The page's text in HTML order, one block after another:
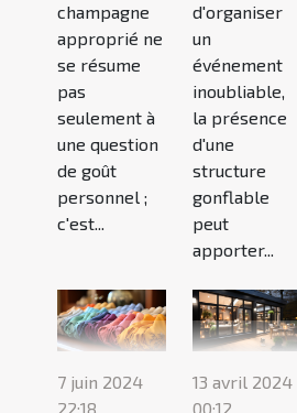
champagne
approprié ne
se résume
pas
seulement à
une question
de goût
personnel ;
c'est...
d'organiser
un
événement
inoubliable,
la présence
d'une
structure
gonflable
peut
apporter...
7 juin 2024
22:18
13 avril 2024
00:12